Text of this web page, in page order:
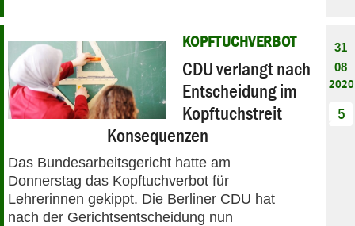
KOPFTUCHVERBOT
CDU verlangt nach
Entscheidung im
Kopftuchstreit
Konsequenzen
Das Bundesarbeitsgericht hatte am
Donnerstag das Kopftuchverbot für
Lehrerinnen gekippt. Die Berliner CDU hat
nach der Gerichtsentscheidung nun
31
08
2020
5